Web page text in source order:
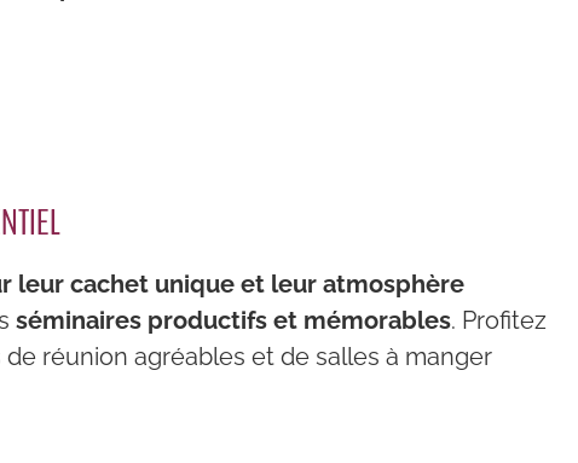
leur cachet unique et leur atmosphère
séminaires productifs et mémorables. Profitez
réunion agréables et de salles à manger